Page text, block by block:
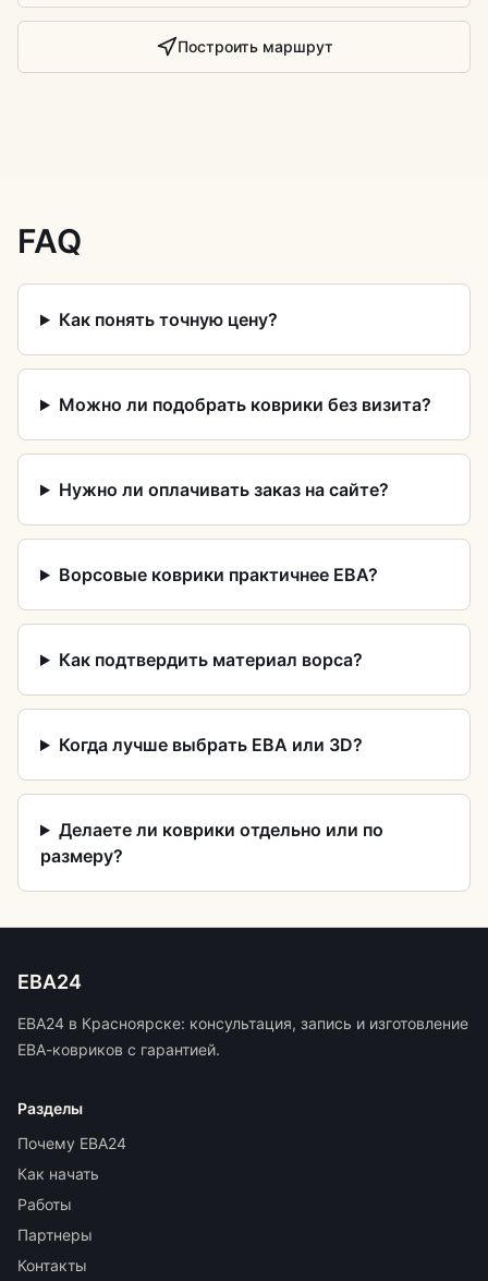
Построить маршрут
FAQ
Как понять точную цену?
Можно ли подобрать коврики без визита?
Нужно ли оплачивать заказ на сайте?
Ворсовые коврики практичнее ЕВА?
Как подтвердить материал ворса?
Когда лучше выбрать ЕВА или 3D?
Делаете ли коврики отдельно или по
размеру?
ЕВА24
ЕВА24 в Красноярске: консультация, запись и изготовление
ЕВА-ковриков с гарантией.
Разделы
Почему ЕВА24
Как начать
Работы
Партнеры
Контакты